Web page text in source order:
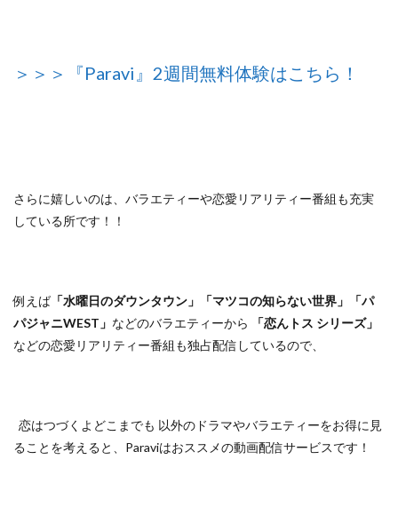
＞＞＞『Paravi』2週間無料体験はこちら！
さらに嬉しいのは、バラエティーや恋愛リアリティー番組も充実
している所です！！
例えば「水曜日のダウンタウン」「マツコの知らない世界」「パ
パジャニWEST」 などのバラエティーから
「恋んトス シリーズ」
などの恋愛リアリティー番組も独占配信しているので、
恋はつづくよどこまでも 以外のドラマやバラエティーをお得に見
ることを考えると、Paraviはおススメの動画配信サービスです！